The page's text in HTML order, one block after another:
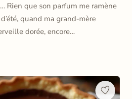
Rien que son parfum me ramène
quand ma grand-mère
dorée, encore…